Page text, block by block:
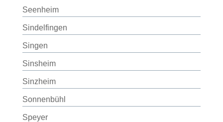
Seenheim
Sindelfingen
Singen
Sinsheim
Sinzheim
Sonnenbühl
Speyer